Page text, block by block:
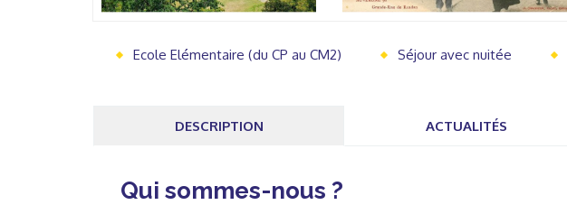
Ecole Elémentaire (du CP au CM2) Séjour avec nuitée
DESCRIPTION ACTUALITÉS
Qui sommes-nous ?